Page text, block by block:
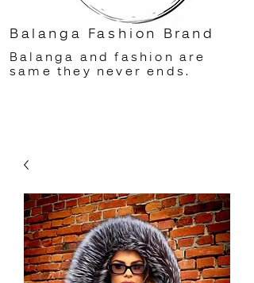
Balanga Fashion Brand
Balanga and fashion are
same they never ends.